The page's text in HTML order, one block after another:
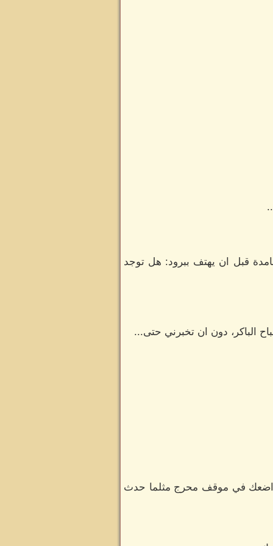
قبل ان يهتف ببرود: هل توجد
دون ان تخبرني حتى...
اضعك في موقف محرج مثلما حدث